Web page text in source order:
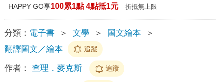
HAPPY GO享100累1點 4點抵1元 折抵無上限
分類： 電子書 ＞ 文學 ＞ 圖文繪本
＞
翻譯圖文／繪本
追蹤
作者： 查理．麥克斯 追蹤